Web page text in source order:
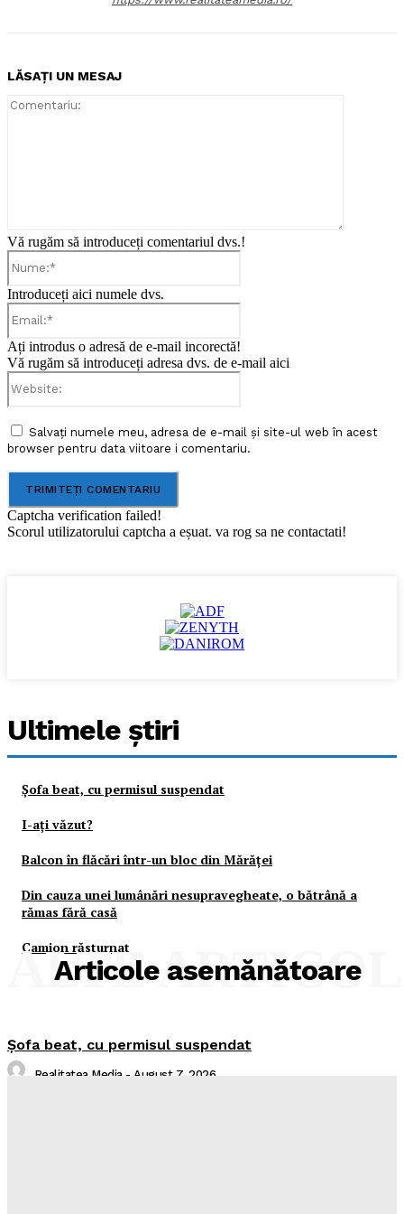
LĂSAȚI UN MESAJ
Vă rugăm să introduceți comentariul dvs.!
Introduceți aici numele dvs.
Ați introdus o adresă de e-mail incorectă!
Vă rugăm să introduceți adresa dvs. de e-mail aici
Salvați numele meu, adresa de e-mail și site-ul web în acest
browser pentru data viitoare i comentariu.
Captcha verification failed!
Scorul utilizatorului captcha a eșuat. va rog sa ne contactati!
Ultimele ştiri
Şofa beat, cu permisul suspendat
I-aţi văzut?
Balcon în flăcări într-un bloc din Mărăţei
Din cauza unei lumânări nesupravegheate, o bătrână a
rămas fără casă
Camion răsturnat
Articole asemănătoare
ALTE
Şofa beat, cu permisul suspendat
Realitatea Media - August 7, 2026